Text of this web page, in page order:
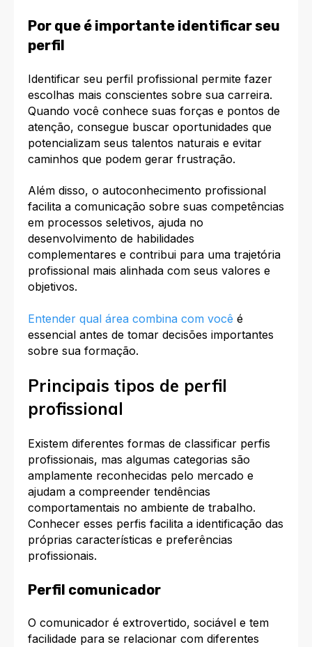
Por que é importante identificar seu
perfil
Identificar seu perfil profissional permite fazer
escolhas mais conscientes sobre sua carreira.
Quando você conhece suas forças e pontos de
atenção, consegue buscar oportunidades que
potencializam seus talentos naturais e evitar
caminhos que podem gerar frustração.​
Além disso, o autoconhecimento profissional
facilita a comunicação sobre suas competências
em processos seletivos, ajuda no
desenvolvimento de habilidades
complementares e contribui para uma trajetória
profissional mais alinhada com seus valores e
objetivos.
Entender qual área combina com você é
essencial antes de tomar decisões importantes
sobre sua formação.​
Principais tipos de perfil
profissional
Existem diferentes formas de classificar perfis
profissionais, mas algumas categorias são
amplamente reconhecidas pelo mercado e
ajudam a compreender tendências
comportamentais no ambiente de trabalho.
Conhecer esses perfis facilita a identificação das
próprias características e preferências
profissionais.​
Perfil comunicador
O comunicador é extrovertido, sociável e tem
facilidade para se relacionar com diferentes